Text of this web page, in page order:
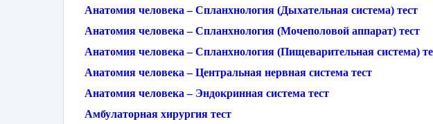
Анатомия человека – Спланхнология (Дыхательная система) тест
Анатомия человека – Спланхнология (Мочеполовой аппарат) тест
Анатомия человека – Спланхнология (Пищеварительная система)
Анатомия человека – Центральная нервная система тест
Анатомия человека – Эндокринная система тест
Амбулаторная хирургия тест